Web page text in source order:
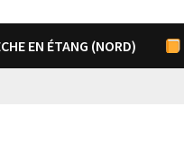
EN ÉTANG (NORD)